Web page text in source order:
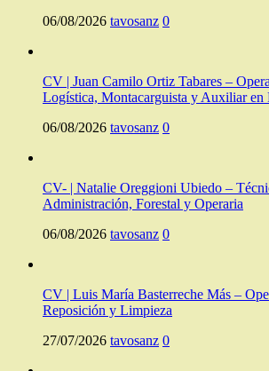
06/08/2026 tavosanz 0
CV | Juan Camilo Ortiz Tabares –
Logística, Montacarguista y Auxiliar en
06/08/2026 tavosanz 0
CV- | Natalie Oreggioni Ubiedo –
Administración, Forestal y Operaria
06/08/2026 tavosanz 0
CV | Luis María Basterreche Más –
Reposición y Limpieza
27/07/2026 tavosanz 0